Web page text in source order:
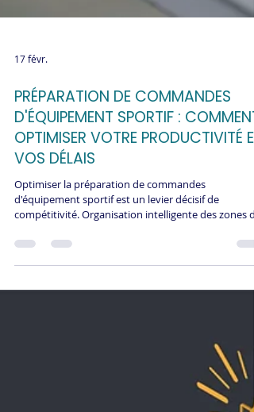
D'ÉQUIPEMENT SPORTIF : COMMENT
OPTIMISER VOTRE PRODUCTIVITÉ ET